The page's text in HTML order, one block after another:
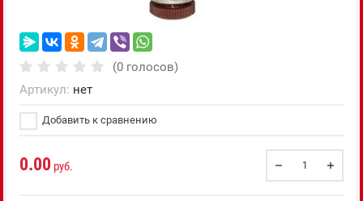
(0 голосов)
Артикул: нет
Добавить к сравнению
0.00 руб.